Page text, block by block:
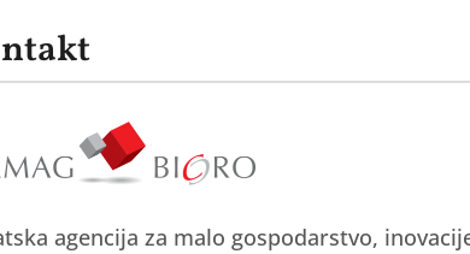
agencija za malo gospodarstvo,